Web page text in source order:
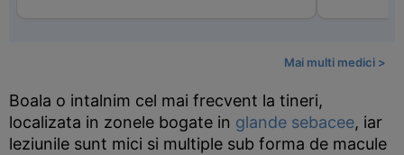
Mai multi medici >
Boala o intalnim cel mai frecvent la tineri,
localizata in zonele bogate in glande sebacee, iar
leziunile sunt mici si multiple sub forma de macule